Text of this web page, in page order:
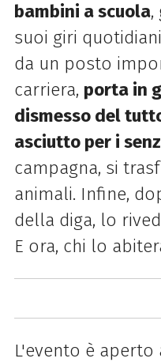
bambini a scuola,
suoi giri
da un posto
carriera, porta in
dismesso del
asciutto per i
campagna, si
animali. Infine,
della diga, lo
E ora, chi lo
L'evento è